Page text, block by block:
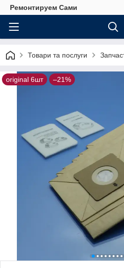
Ремонтируем Сами
Товари та послуги
original 6шт –21%